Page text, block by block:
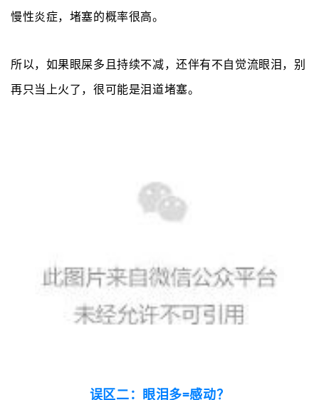
慢性炎症，堵塞的概率很高。
所以，如果眼屎多且持续不减，还伴有不自觉流眼泪，别
再只当上火了，很可能是泪道堵塞。
误区二：眼泪多=感动？